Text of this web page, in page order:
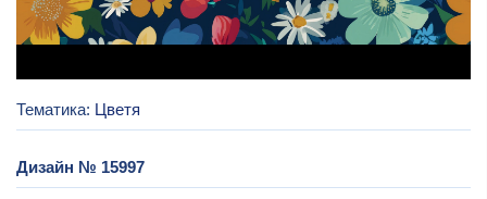
Тематика: Цветя
Дизайн № 15997